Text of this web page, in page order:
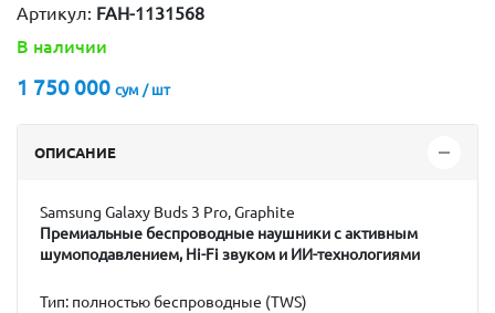
Артикул: FAH-1131568
В наличии
1 750 000 сум / шт
ОПИСАНИЕ
Samsung Galaxy Buds 3 Pro, Graphite
Премиальные беспроводные наушники с активным
шумоподавлением, Hi-Fi звуком и ИИ-технологиями
Тип: полностью беспроводные (TWS)